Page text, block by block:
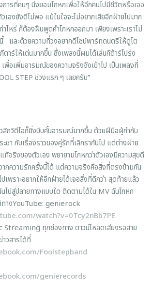
ารที่คนๆ นึงยอมโกหกเพื่อให้อีกคนไปมีชีวิตหรือเจอ
เองยังดีไม่พอ แม้ในใจจะไม่อยากเสียอีกฝ่ายไปมาก
ไหร่ ก็ต้องฝืนพูดคำโกหกออกมา เพียงเพราะเราไม่
และด้วยความที่วงอยากดีไซน์พาร์ทดนตรีให้ดูโต
ตาร์ให้เด่นมากขึ้น ซึ่งเพลงนี้ผมได้เล่นกีต้าร์โปร่ง
เพื่อเพิ่มอารมณ์ของความจริงจังเข้าไป เป็นเพลงที่
STEP ช่วงแรก ๆ เลยครับ”
ดีโอก็ยิ่งบีบคั้นอารมณ์มากขึ้น ด้วยฝีมือผู้กำกับ
า กับเรื่องราวของคู่รักที่เลิกรากันไป แต่ต่างฝ่าย
จริงของตัวเอง พยายามโกหกว่าตัวเองมีความสุขดี
กความรักครั้งนี้ได้ แต่ความจริงคือสิ่งที่ตรงข้ามกัน
พราะอยากให้อีกฝ่ายได้เจอสิ่งที่ดีกว่า สุดท้ายแล้ว
ไปสู่ปลายทางแบบใด ติดตามได้ใน MV ฉันโกหก
ทางYouTube: genierock
watch?v=0Tcy2nBb7PE
Streaming ทุกช่องทาง ดาวน์โหลดเสียงรอสาย
วสารได้ที่
Foolstepband
genierecords